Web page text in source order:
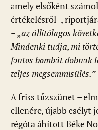
amely elsőként
értékelésről -,
– „az állítólagos
Mindenki tudja, mi
fontos bombát dobnak
teljes megsemmisülés.”
A friss tűzszünet –
ellenére, újabb esélyt
régóta áhított Béke